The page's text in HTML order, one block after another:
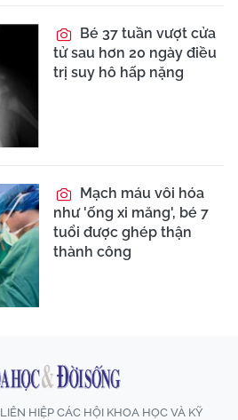
Bé 37 tuần vượt cửa
tử sau hơn 20 ngày điều
trị suy hô hấp nặng
Mạch máu vôi hóa
như 'ống xi măng', bé 7
tuổi được ghép thận
thành công
LIÊN HIỆP CÁC HỘI KHOA HỌC VÀ KỸ